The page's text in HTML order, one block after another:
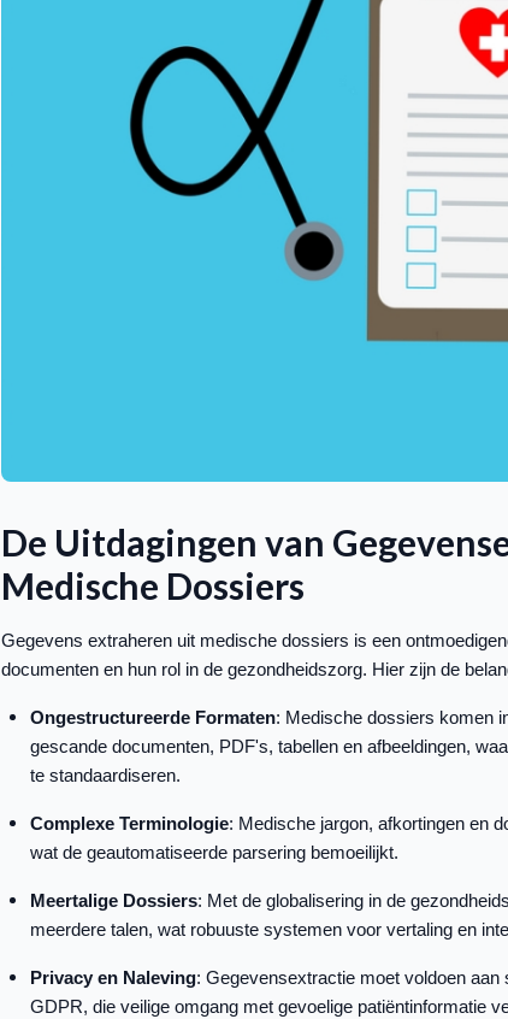
De Uitdagingen van
Medische Dossiers
Gegevens extraheren uit medische dossiers is een
documenten en hun rol in de gezondheidszorg. Hier zijn de
Ongestructureerde Formaten: Medische dossiers komen
gescande documenten, PDF's, tabellen en afbeeldingen,
te standaardiseren.
Complexe Terminologie: Medische jargon, afkortingen en
wat de geautomatiseerde parsering bemoeilijkt.
Meertalige Dossiers: Met de globalisering in de
meerdere talen, wat robuuste systemen voor vertaling en
Privacy en Naleving: Gegevensextractie moet voldoen
GDPR, die veilige omgang met gevoelige patiëntinformatie